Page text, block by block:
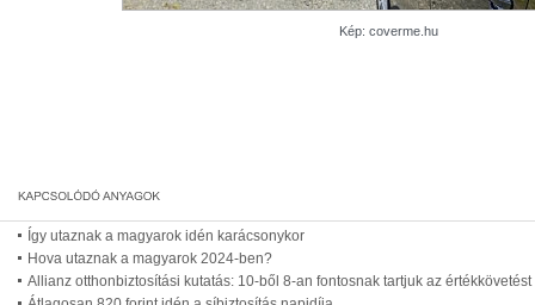
Kép: coverme.hu
Így utaznak a magyarok idén karácsonykor
Hova utaznak a magyarok 2024-ben?
Allianz otthonbiztosítási kutatás: 10-ből 8-an fontosnak tartjuk az értékkövetést